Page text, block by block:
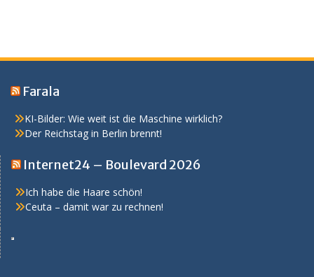
Farala
KI-Bilder: Wie weit ist die Maschine wirklich?
Der Reichstag in Berlin brennt!
Internet24 – Boulevard 2026
Ich habe die Haare schön!
Ceuta – damit war zu rechnen!